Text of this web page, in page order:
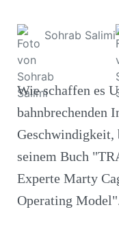
Sohrab Salimi
Wie schaffen es
bahnbrechenden
Geschwindigkeit,
seinem Buch
Experte Marty
Operating